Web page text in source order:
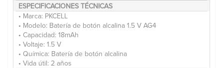
ESPECIFICACIONES TÉCNICAS
• Marca: PKCELL
• Modelo: Batería de botón alcalina 1.5 V AG4
• Capacidad: 18mAh
• Voltaje: 1.5 V
• Química: Batería de botón alcalina
• Vida útil: 2 años